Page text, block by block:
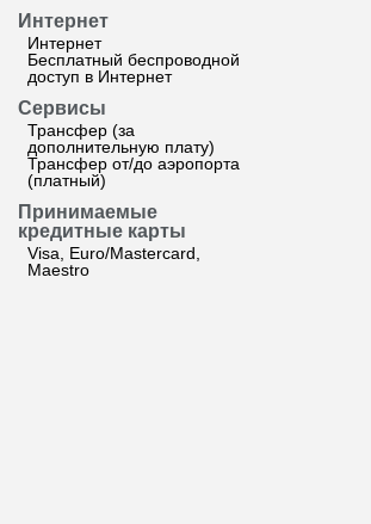
Интернет
Интернет
Бесплатный беспроводной
доступ в Интернет
Сервисы
Трансфер (за
дополнительную плату)
Трансфер от/до аэропорта
(платный)
Принимаемые
кредитные карты
Visa, Euro/Mastercard,
Maestro